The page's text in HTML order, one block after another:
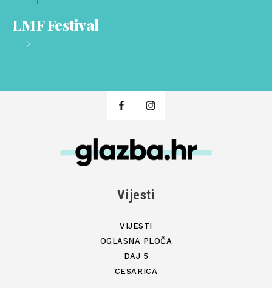
LMF Festival
Vijesti
VIJESTI
OGLASNA PLOČA
DAJ 5
CESARICA